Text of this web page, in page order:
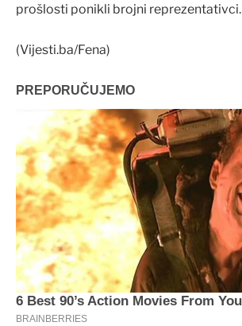
prošlosti ponikli brojni reprezentativci.
(Vijesti.ba/Fena)